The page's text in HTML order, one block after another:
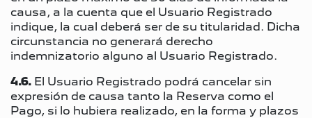
causa, a la cuenta que el Usuario Registrado
indique, la cual deberá ser de su titularidad. Dicha
circunstancia no generará derecho
indemnizatorio alguno al Usuario Registrado.
4.6. El Usuario Registrado podrá cancelar sin
expresión de causa tanto la Reserva como el
Pago, si lo hubiera realizado, en la forma y plazos